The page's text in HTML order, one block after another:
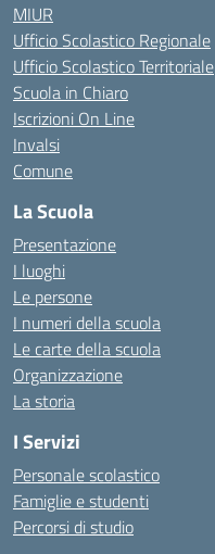
MIUR
Ufficio Scolastico Regionale
Ufficio Scolastico Territoriale
Scuola in Chiaro
Iscrizioni On Line
Invalsi
Comune
La Scuola
Presentazione
I luoghi
Le persone
I numeri della scuola
Le carte della scuola
Organizzazione
La storia
I Servizi
Personale scolastico
Famiglie e studenti
Percorsi di studio